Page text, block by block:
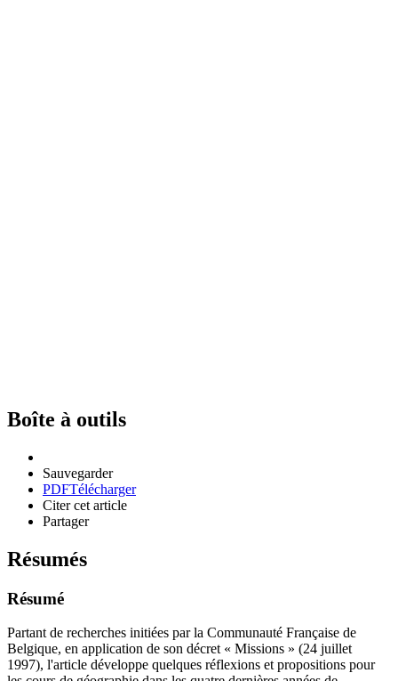
Boîte à outils
Sauvegarder
PDFTélécharger
Citer cet article
Partager
Résumés
Résumé
Partant de recherches initiées par la Communauté Française de
Belgique, en application de son décret « Missions » (24 juillet
1997), l'article développe quelques réflexions et propositions pour